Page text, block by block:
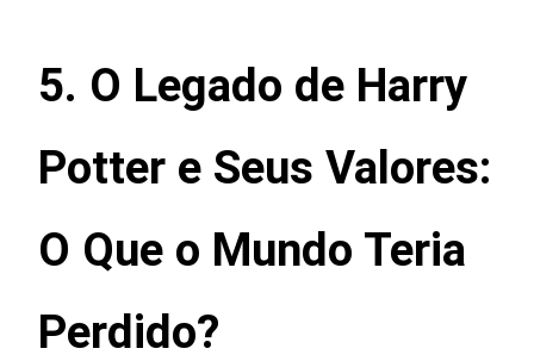
5. O Legado de Harry
Potter e Seus Valores:
O Que o Mundo Teria
Perdido?